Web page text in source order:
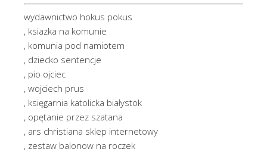
wydawnictwo hokus pokus
, ksiazka na komunie
, komunia pod namiotem
, dziecko sentencje
, pio ojciec
, wojciech prus
, księgarnia katolicka białystok
, opętanie przez szatana
, ars christiana sklep internetowy
, zestaw balonow na roczek